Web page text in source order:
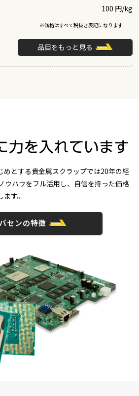
100 円/kg
※価格はすべて税抜き表記になります
品目をもっと見る
めとする貴金属スクラップでは20年の経
ウハウをフル活用し、自信を持った価格
す。
センの特徴